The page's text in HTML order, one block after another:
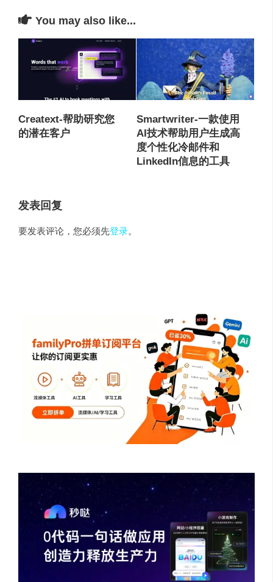
You may also like...
Creatext-帮助研究您
的潜在客户
Smartwriter-一款使用
AI技术帮助用户生成高
度个性化冷邮件和
LinkedIn信息的工具
发表回复
要发表评论，您必须先登录。